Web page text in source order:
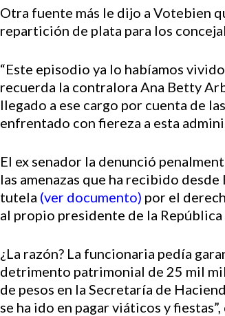
Otra fuente más le dijo a Votebien
repartición de plata para los
“Este episodio ya lo habíamos
recuerda la contralora Ana Betty
llegado a ese cargo por cuenta de
enfrentado con fiereza a esta
El ex senador la denunció
las amenazas que ha recibido
tutela (ver documento) por el
al propio presidente de la
¿La razón? La funcionaria pedía
detrimento patrimonial de 25 mil
de pesos en la Secretaría de
se ha ido en pagar viáticos y